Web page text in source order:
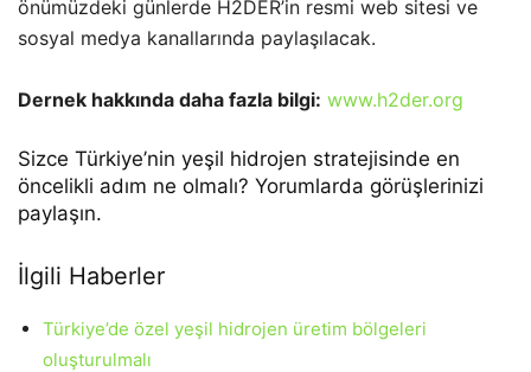
önümüzdeki günlerde H2DER’in resmi web sitesi ve
sosyal medya kanallarında paylaşılacak.
Dernek hakkında daha fazla bilgi: www.h2der.org
Sizce Türkiye’nin yeşil hidrojen stratejisinde en
öncelikli adım ne olmalı? Yorumlarda görüşlerinizi
paylaşın.
İlgili Haberler
Türkiye’de özel yeşil hidrojen üretim bölgeleri
oluşturulmalı